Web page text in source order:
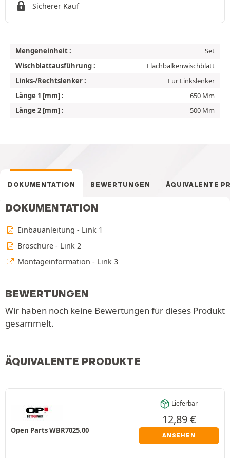
Sicherer Kauf
Mengeneinheit :
Set
Wischblattausführung :
Flachbalkenwischblatt
Links-/Rechtslenker :
Für Linkslenker
Länge 1 [mm] :
650 Mm
Länge 2 [mm] :
500 Mm
DOKUMENTATION BEWERTUNGEN ÄQUIVALENTE
DOKUMENTATION
Einbauanleitung - Link 1
Broschüre - Link 2
Montageinformation - Link 3
BEWERTUNGEN
Wir haben noch keine Bewertungen für dieses Produkt
gesammelt.
ÄQUIVALENTE PRODUKTE
Open Parts WBR7025.00
Lieferbar
12,89€
ANSEHEN